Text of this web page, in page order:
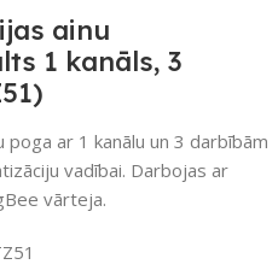
ainu
1 kanāls, 3
poga ar 1 kanālu un 3 darbībām
vadībai. Darbojas ar
vārteja.